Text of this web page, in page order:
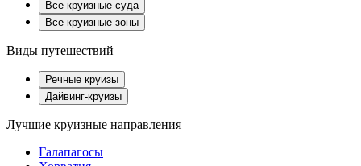
Все круизные суда
Все круизные зоны
Виды путешествий
Речные круизы
Дайвинг-круизы
Лучшие круизные направления
Галапагосы